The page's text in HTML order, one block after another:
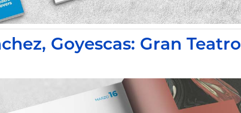
Goyescas: Gran Teatro